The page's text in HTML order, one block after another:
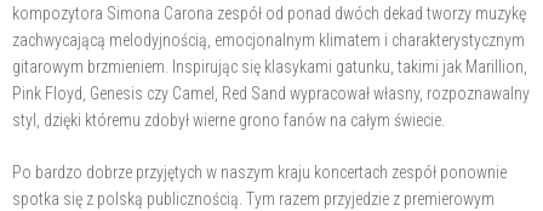
kompozytora Simona Carona zespół od ponad dwóch dekad tworzy muzykę
zachwycającą melodyjnością, emocjonalnym klimatem i charakterystycznym
gitarowym brzmieniem. Inspirując się klasykami gatunku, takimi jak Marillion,
Pink Floyd, Genesis czy Camel, Red Sand wypracował własny, rozpoznawalny
styl, dzięki któremu zdobył wierne grono fanów na całym świecie.
Po bardzo dobrze przyjętych w naszym kraju koncertach zespół ponownie
spotka się z polską publicznością. Tym razem przyjedzie z premierowym